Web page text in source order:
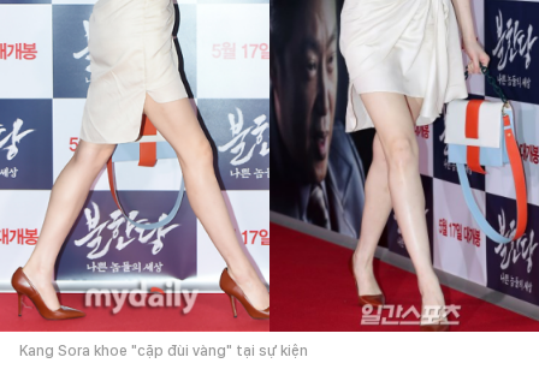
Kang Sora khoe "cặp đùi vàng" tại sự kiện